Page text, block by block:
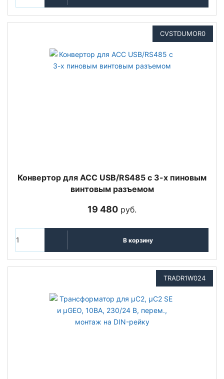
CVSTDUMOR0
Конвертор для ACC USB/RS485 с 3-х пиновым
винтовым разъемом
19 480 руб.
В корзину
TRADR1W024